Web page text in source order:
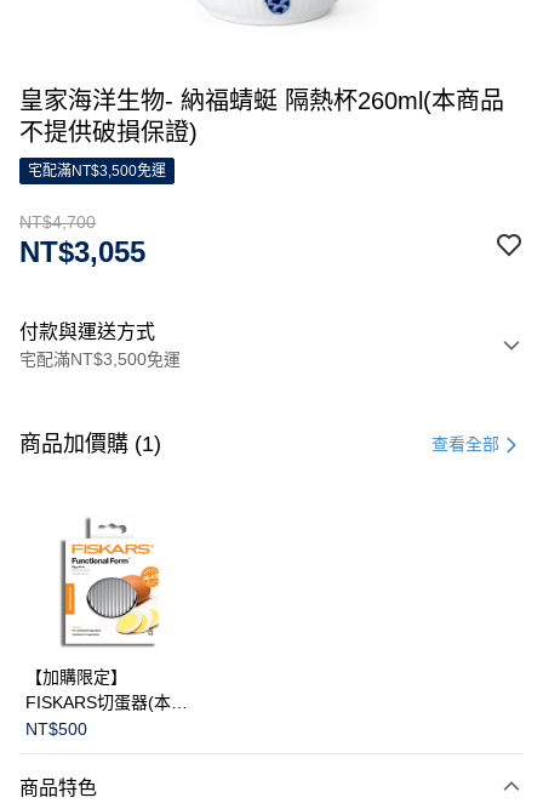
皇家海洋生物- 納福蜻蜓 隔熱杯260ml(本商品
不提供破損保證)
宅配滿NT$3,500免運
NT$4,700
NT$3,055
付款與運送方式
宅配滿NT$3,500免運
信用卡一次付款
3 期 0 利率 每期
合作金庫商業銀行
華南商業銀行
上海商業儲蓄銀行
國泰世華商業銀行
臺灣中小企業銀行
匯豐（台灣）商業銀行
聯邦商業銀行
元大商業銀行
台新國際商業銀行
LINE Pay
Apple Pay
運送方式
黑貓宅急便
商品加價購 (1) 查看全部
【加購限定】
FISKARS切蛋器(本商
品不提供破損保證)
NT$500
商品特色